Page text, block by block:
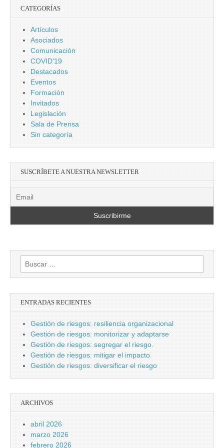
CATEGORÍAS
Artículos
Asociados
Comunicación
COVID'19
Destacados
Eventos
Formación
Invitados
Legislación
Sala de Prensa
Sin categoría
SUSCRÍBETE A NUESTRA NEWSLETTER
Buscar:
ENTRADAS RECIENTES
Gestión de riesgos: resiliencia organizacional
Gestión de riesgos: monitorizar y adaptarse
Gestión de riesgos: segregar el riesgo.
Gestión de riesgos: mitigar el impacto
Gestión de riesgos: diversificar el riesgo
ARCHIVOS
abril 2026
marzo 2026
febrero 2026